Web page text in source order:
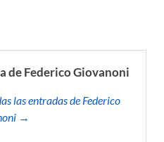
de Federico Giovanoni
las entradas de Federico
→